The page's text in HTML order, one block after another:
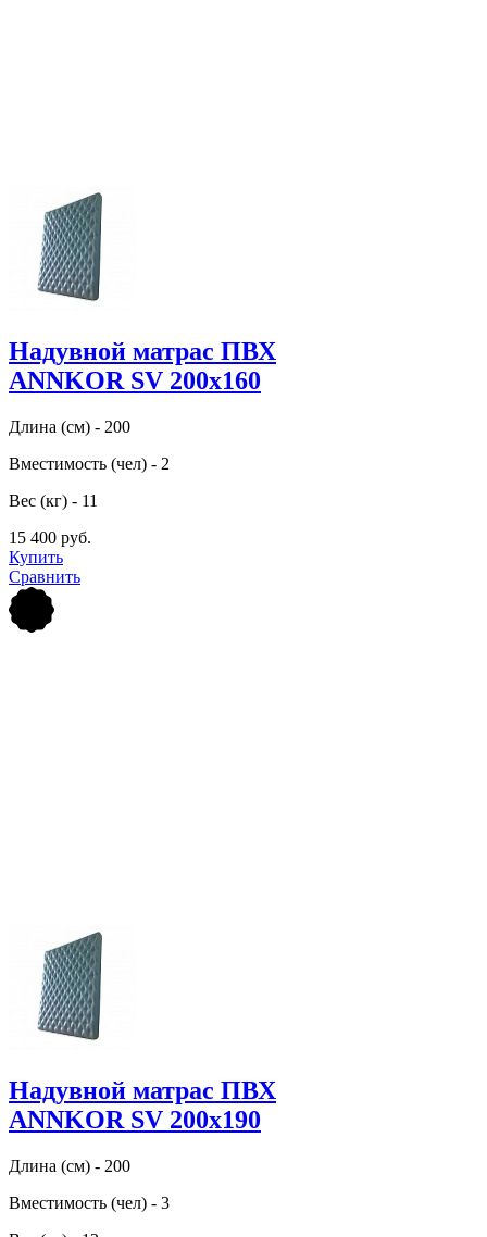
Надувной матрас ПВХ
ANNKOR SV 200х160
Длина (см) - 200
Вместимость (чел) - 2
Вес (кг) - 11
15 400 руб.
Купить
Сравнить
Надувной матрас ПВХ
ANNKOR SV 200х190
Длина (см) - 200
Вместимость (чел) - 3